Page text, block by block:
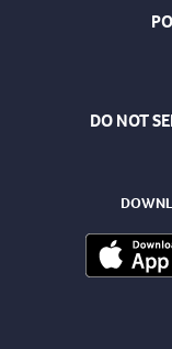
DO NOT